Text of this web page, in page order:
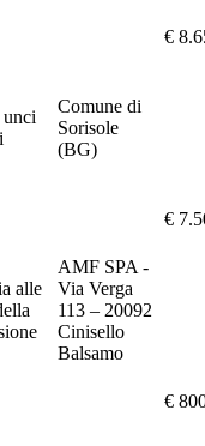
€
unci
Comune di
Sorisole
(BG)
€
alle
AMF SPA -
Via Verga
113 – 20092
Cinisello
Balsamo
€